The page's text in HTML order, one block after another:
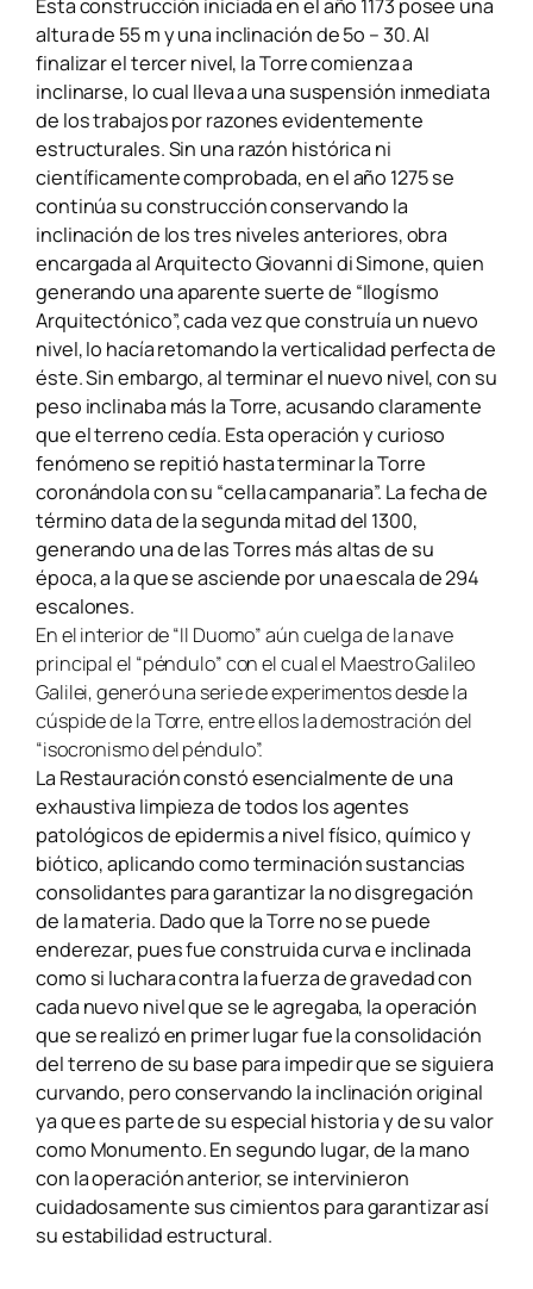
Esta construcción iniciada en el año 1173 posee una
altura de 55 m y una inclinación de 5o – 30. Al
finalizar el tercer nivel, la Torre comienza a
inclinarse, lo cual lleva a una suspensión inmediata
de los trabajos por razones evidentemente
estructurales. Sin una razón histórica ni
científicamente comprobada, en el año 1275 se
continúa su construcción conservando la
inclinación de los tres niveles anteriores, obra
encargada al Arquitecto Giovanni di Simone, quien
generando una aparente suerte de “Ilogísmo
Arquitectónico”, cada vez que construía un nuevo
nivel, lo hacía retomando la verticalidad perfecta de
éste. Sin embargo, al terminar el nuevo nivel, con su
peso inclinaba más la Torre, acusando claramente
que el terreno cedía. Esta operación y curioso
fenómeno se repitió hasta terminar la Torre
coronándola con su “cella campanaria”. La fecha de
término data de la segunda mitad del 1300,
generando una de las Torres más altas de su
época, a la que se asciende por una escala de 294
escalones.
En el interior de “Il Duomo” aún cuelga de la nave
principal el “péndulo” con el cual el Maestro Galileo
Galilei, generó una serie de experimentos desde la
cúspide de la Torre, entre ellos la demostración del
“isocronismo del péndulo”.
La Restauración constó esencialmente de una
exhaustiva limpieza de todos los agentes
patológicos de epidermis a nivel físico, químico y
biótico, aplicando como terminación sustancias
consolidantes para garantizar la no disgregación
de la materia. Dado que la Torre no se puede
enderezar, pues fue construida curva e inclinada
como si luchara contra la fuerza de gravedad con
cada nuevo nivel que se le agregaba, la operación
que se realizó en primer lugar fue la consolidación
del terreno de su base para impedir que se siguiera
curvando, pero conservando la inclinación original
ya que es parte de su especial historia y de su valor
como Monumento. En segundo lugar, de la mano
con la operación anterior, se intervinieron
cuidadosamente sus cimientos para garantizar así
su estabilidad estructural.